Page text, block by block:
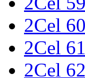
2Cel 60
2Cel 61
2Cel 62